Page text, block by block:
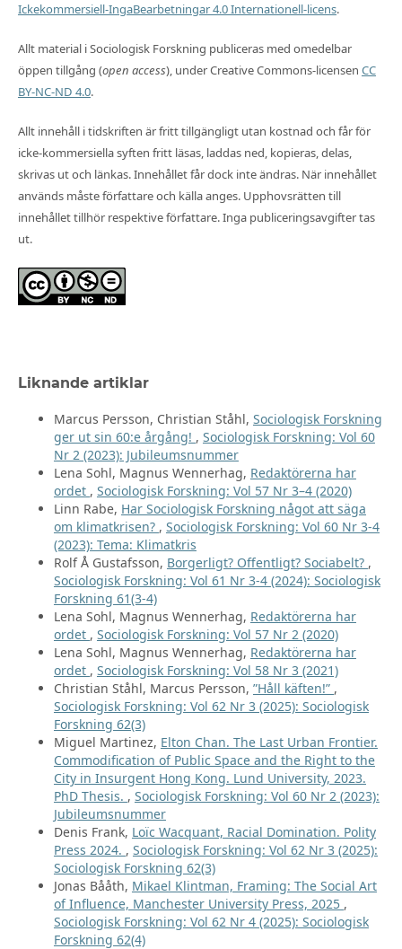
Ickekommersiell-IngaBearbetningar 4.0 Internationell-licens.
Allt material i Sociologisk Forskning publiceras med omedelbar
öppen tillgång (open access), under Creative Commons-licensen CC
BY-NC-ND 4.0.
Allt innehåll i tidskriften är fritt tillgängligt utan kostnad och får för
icke-kommersiella syften fritt läsas, laddas ned, kopieras, delas,
skrivas ut och länkas. Innehållet får dock inte ändras. När innehållet
används måste författare och källa anges. Upphovsrätten till
innehållet tillhör respektive författare. Inga publiceringsavgifter tas
ut.
Liknande artiklar
Marcus Persson, Christian Ståhl, Sociologisk Forskning
ger ut sin 60:e årgång! , Sociologisk Forskning: Vol 60
Nr 2 (2023): Jubileumsnummer
Lena Sohl, Magnus Wennerhag, Redaktörerna har
ordet , Sociologisk Forskning: Vol 57 Nr 3–4 (2020)
Linn Rabe, Har Sociologisk Forskning något att säga
om klimatkrisen? , Sociologisk Forskning: Vol 60 Nr 3-4
(2023): Tema: Klimatkris
Rolf Å Gustafsson, Borgerligt? Offentligt? Sociabelt? ,
Sociologisk Forskning: Vol 61 Nr 3-4 (2024): Sociologisk
Forskning 61(3-4)
Lena Sohl, Magnus Wennerhag, Redaktörerna har
ordet , Sociologisk Forskning: Vol 57 Nr 2 (2020)
Lena Sohl, Magnus Wennerhag, Redaktörerna har
ordet , Sociologisk Forskning: Vol 58 Nr 3 (2021)
Christian Ståhl, Marcus Persson, ”Håll käften!” ,
Sociologisk Forskning: Vol 62 Nr 3 (2025): Sociologisk
Forskning 62(3)
Miguel Martinez, Elton Chan. The Last Urban Frontier.
Commodification of Public Space and the Right to the
City in Insurgent Hong Kong. Lund University, 2023.
PhD Thesis. , Sociologisk Forskning: Vol 60 Nr 2 (2023):
Jubileumsnummer
Denis Frank, Loïc Wacquant, Racial Domination. Polity
Press 2024. , Sociologisk Forskning: Vol 62 Nr 3 (2025):
Sociologisk Forskning 62(3)
Jonas Bååth, Mikael Klintman, Framing: The Social Art
of Influence, Manchester University Press, 2025 ,
Sociologisk Forskning: Vol 62 Nr 4 (2025): Sociologisk
Forskning 62(4)